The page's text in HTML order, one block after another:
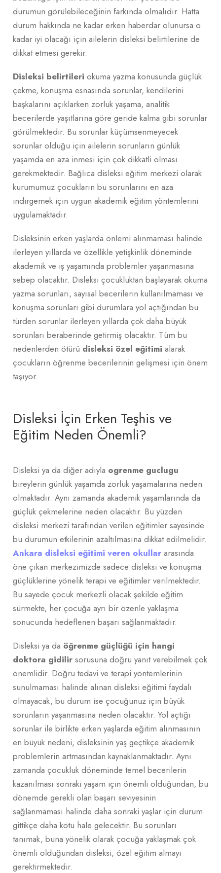
durumun görülebileceğinin farkında olmalıdır. Hatta
durum hakkında ne kadar erken haberdar olunursa o
kadar iyi olacağı için ailelerin disleksi belirtilerine de
dikkat etmesi gerekir.
Disleksi belirtileri okuma yazma konusunda güçlük
çekme, konuşma esnasında sorunlar, kendilerini
başkalarını açıklarken zorluk yaşama, analitik
becerilerde yaşıtlarına göre geride kalma gibi sorunlar
görülmektedir. Bu sorunlar küçümsenmeyecek
sorunlar olduğu için ailelerin sorunların günlük
yaşamda en aza inmesi için çok dikkatli olması
gerekmektedir. Bağlıca disleksi eğitim merkezi olarak
kurumumuz çocukların bu sorunlarını en aza
indirgemek için uygun akademik eğitim yöntemlerini
uygulamaktadır.
Disleksinin erken yaşlarda önlemi alınmaması halinde
ilerleyen yıllarda ve özellikle yetişkinlik döneminde
akademik ve iş yaşamında problemler yaşanmasına
sebep olacaktır. Disleksi çocukluktan başlayarak okuma
yazma sorunları, sayısal becerilerin kullanılmaması ve
konuşma sorunları gibi durumlara yol açtığından bu
türden sorunlar ilerleyen yıllarda çok daha büyük
sorunları beraberinde getirmiş olacaktır. Tüm bu
nedenlerden ötürü disleksi özel eğitimi alarak
çocukların öğrenme becerilerinin gelişmesi için önem
taşıyor.
Disleksi İçin Erken Teşhis ve
Eğitim Neden Önemli?
Disleksi ya da diğer adıyla ogrenme guclugu
bireylerin günlük yaşamda zorluk yaşamalarına neden
olmaktadır. Aynı zamanda akademik yaşamlarında da
güçlük çekmelerine neden olacaktır. Bu yüzden
disleksi merkezi tarafından verilen eğitimler sayesinde
bu durumun etkilerinin azaltılmasına dikkat edilmelidir.
Ankara disleksi eğitimi veren okullar arasında
öne çıkan merkezimizde sadece disleksi ve konuşma
güçlüklerine yönelik terapi ve eğitimler verilmektedir.
Bu sayede çocuk merkezli olacak şekilde eğitim
sürmekte, her çocuğa ayrı bir özenle yaklaşma
sonucunda hedeflenen başarı sağlanmaktadır.
Disleksi ya da öğrenme güçlüğü için hangi
doktora gidilir sorusuna doğru yanıt verebilmek çok
önemlidir. Doğru tedavi ve terapi yöntemlerinin
sunulmaması halinde alınan disleksi eğitimi faydalı
olmayacak, bu durum ise çocuğunuz için büyük
sorunların yaşanmasına neden olacaktır. Yol açtığı
sorunlar ile birlikte erken yaşlarda eğitim alınmasının
en büyük nedeni, disleksinin yaş geçtikçe akademik
problemlerin artmasından kaynaklanmaktadır. Aynı
zamanda çocukluk döneminde temel becerilerin
kazanılması sonraki yaşam için önemli olduğundan, bu
dönemde gerekli olan başarı seviyesinin
sağlanmaması halinde daha sonraki yaşlar için durum
gittikçe daha kötü hale gelecektir. Bu sorunları
tanımak, buna yönelik olarak çocuğa yaklaşmak çok
önemli olduğundan disleksi, özel eğitim almayı
gerektirmektedir.